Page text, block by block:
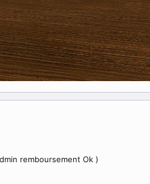
remboursement Ok )